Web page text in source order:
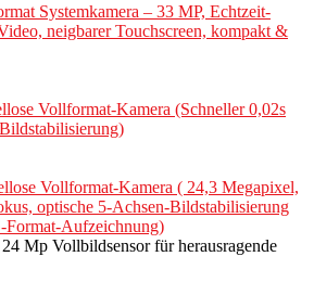
Systemkamera – 33 MP, Echtzeit-
neigbarer Touchscreen, kompakt &
Vollformat-Kamera (Schneller 0,02s
Vollformat-Kamera ( 24,3 Megapixel,
optische 5-Achsen-Bildstabilisierung
Aufzeichnung)
Mp Vollbildsensor für herausragende